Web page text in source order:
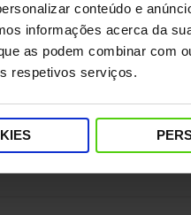
conteúdo e
informações acerca da
as podem combinar com
respetivos serviços.
Polti